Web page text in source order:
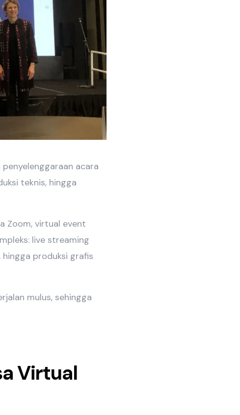
acara
teknis, hingga
Zoom, virtual event
live streaming
produksi grafis
mulus, sehingga
Virtual